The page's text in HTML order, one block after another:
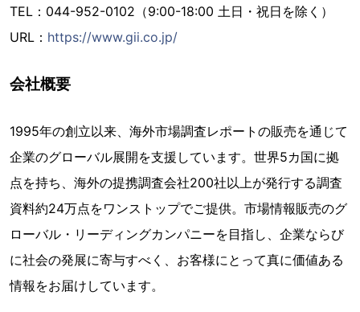
TEL：044-952-0102（9:00-18:00 土日・祝日を除く）
URL： https://www.gii.co.jp/
会社概要
1995年の創立以来、海外市場調査レポートの販売を通じて
企業のグローバル展開を支援しています。世界5カ国に拠
点を持ち、海外の提携調査会社200社以上が発行する調査
資料約24万点をワンストップでご提供。市場情報販売のグ
ローバル・リーディングカンパニーを目指し、企業ならび
に社会の発展に寄与すべく、お客様にとって真に価値ある
情報をお届けしています。